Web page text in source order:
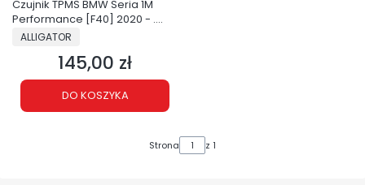
Czujnik TPMS BMW Seria 1M
Performance [F40] 2020 - ....
PRODUCENT
ALLIGATOR
Cena
145,00 zł
DO KOSZYKA
Strona z 1